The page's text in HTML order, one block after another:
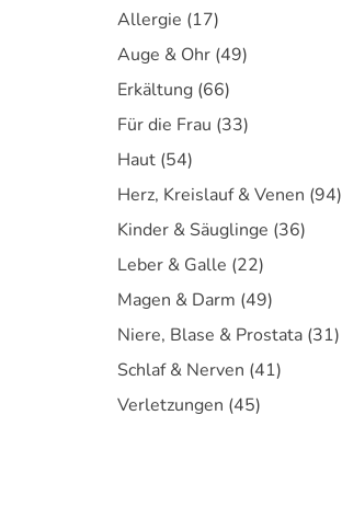
Allergie (17)
Auge & Ohr (49)
Erkältung (66)
Für die Frau (33)
Haut (54)
Herz, Kreislauf & Venen (94)
Kinder & Säuglinge (36)
Leber & Galle (22)
Magen & Darm (49)
Niere, Blase & Prostata (31)
Schlaf & Nerven (41)
Verletzungen (45)